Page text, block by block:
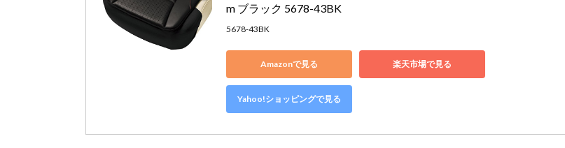
m ブラック 5678-43BK
5678-43BK
Amazonで見る 楽天市場で見る
Yahoo!ショッピングで見る